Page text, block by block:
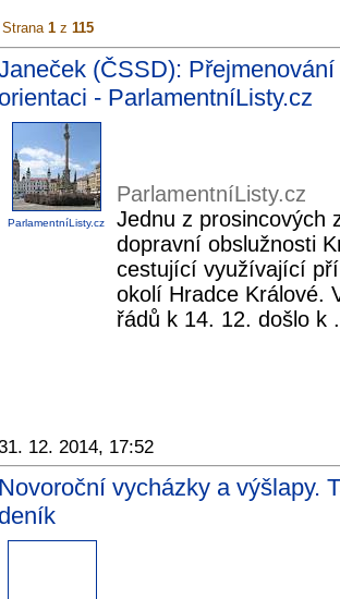
Strana 1 z 115
(ČSSD):
orientaci - ParlamentníListy.cz
ParlamentníListy.cz
ParlamentníListy.cz
Jednu z prosincových
dopravní obslužnosti
cestující využívající
okolí Hradce Králové.
řádů k 14. 12. došlo k
12. 2014, 17:52
Novoroční vycházky a výšlapy.
deník